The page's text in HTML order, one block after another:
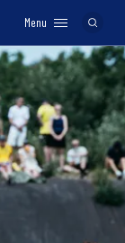
Menu